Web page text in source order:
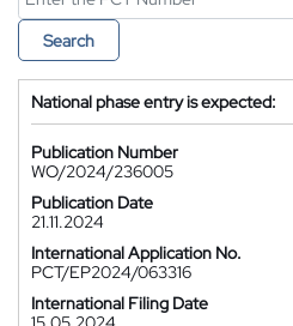
Search
National phase entry is expected:
Publication Number
WO/2024/236005
Publication Date
21.11.2024
International Application No.
PCT/EP2024/063316
International Filing Date